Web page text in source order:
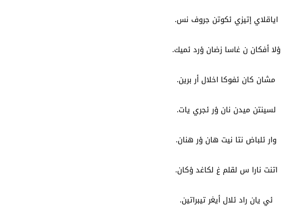
اياقلاي إتيزي ئكوتن جروف نس.
ؤلا أفكان ن غاسا زضان ؤرد ئميك.
مشان كان ئفوكا اخلال أر برين.
لسينتن ميدن نان ؤر ئجري يات.
وار ئلباض نتا نيت هان ؤر هنان.
اتنت نارا س لقلم غ لكاغد ؤكان.
ئي يان راد ئلال أيغر تيبراتين.